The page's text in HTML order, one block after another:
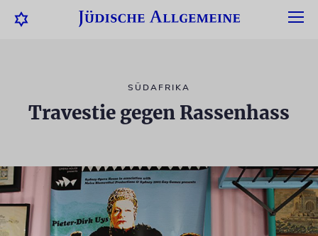
SÜDAFRIKA
Travestie gegen Rassenhass